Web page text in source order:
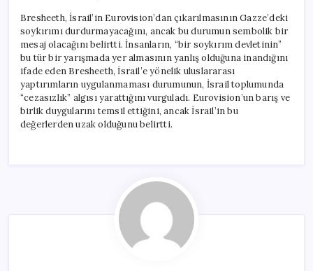
Bresheeth, İsrail’in Eurovision’dan çıkarılmasının Gazze’deki
soykırımı durdurmayacağını, ancak bu durumun sembolik bir
mesaj olacağını belirtti. İnsanların, “bir soykırım devletinin”
bu tür bir yarışmada yer almasının yanlış olduğuna inandığını
ifade eden Bresheeth, İsrail’e yönelik uluslararası
yaptırımların uygulanmaması durumunun, İsrail toplumunda
“cezasızlık” algısı yarattığını vurguladı. Eurovision’un barış ve
birlik duygularını temsil ettiğini, ancak İsrail’in bu
değerlerden uzak olduğunu belirtti.